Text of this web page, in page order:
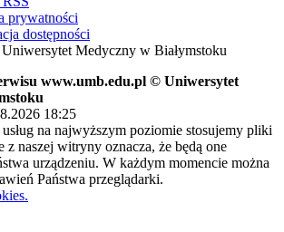
prywatności
dostępności
Medyczny w Białymstoku
www.umb.edu.pl © Uniwersytet
18:25
na najwyższym poziomie stosujemy pliki
z naszej witryny oznacza, że będą one
urządzeniu. W każdym momencie można
Państwa przeglądarki.